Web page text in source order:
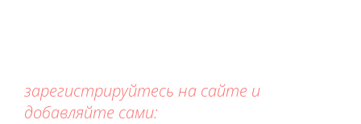
зарегистрируйтесь на сайте и
добавляйте сами: